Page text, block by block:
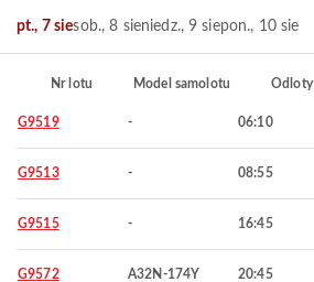
pt., 7 siesob., 8 sieniedz., 9 siepon., 10 sie
Nr lotu Model samolotu Odloty
G9519 - 06:10
G9513 - 08:55
G9515 - 16:45
G9572 A32N-174Y 20:45